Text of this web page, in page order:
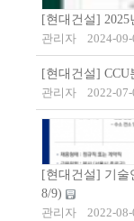
[현대건설]
관리자
2024-09-
[현대건설]
관리자
2022-07-
[현대건설] 기술
8/9)
관리자
2022-08-